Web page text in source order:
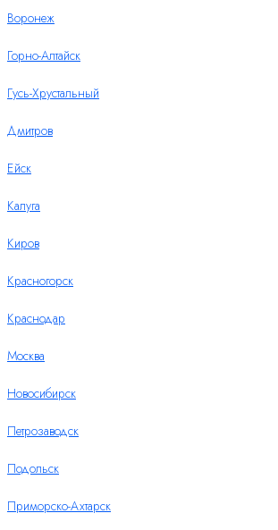
Воронеж
Горно-Алтайск
Гусь-Хрустальный
Дмитров
Ейск
Калуга
Киров
Красногорск
Краснодар
Москва
Новосибирск
Петрозаводск
Подольск
Приморско-Ахтарск